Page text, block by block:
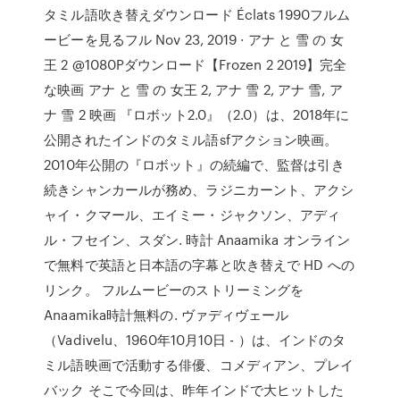
タミル語吹き替えダウンロード Éclats 1990フルム
ービーを見るフル Nov 23, 2019 · アナ と 雪 の 女
王 2 @1080Pダウンロード【Frozen 2 2019】完全
な映画 アナ と 雪 の 女王 2, アナ 雪 2, アナ 雪, ア
ナ 雪 2 映画 『ロボット2.0』（2.0）は、2018年に
公開されたインドのタミル語sfアクション映画。
2010年公開の『ロボット』の続編で、監督は引き
続きシャンカールが務め、ラジニカーント、アクシ
ャイ・クマール、エイミー・ジャクソン、アディ
ル・フセイン、スダン. 時計 Anaamika オンライン
で無料で英語と日本語の字幕と吹き替えで HD への
リンク。 フルムービーのストリーミングを
Anaamika時計無料の. ヴァディヴェール
（Vadivelu、1960年10月10日 - ）は、インドのタ
ミル語映画で活動する俳優、コメディアン、プレイ
バック そこで今回は、昨年インドで大ヒットした